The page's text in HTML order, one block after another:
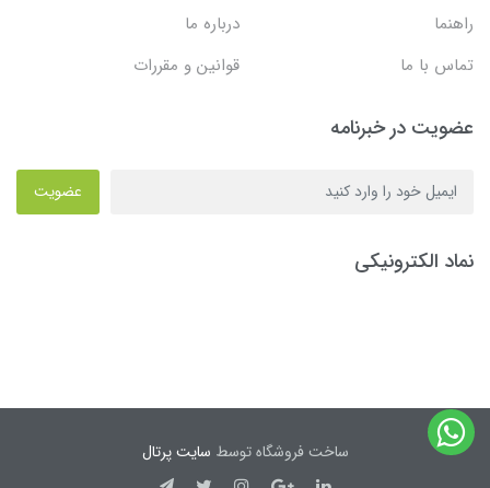
راهنما
درباره ما
تماس با ما
قوانین و مقررات
عضویت در خبرنامه
عضویت
نماد الکترونیکی
ساخت فروشگاه توسط سایت پرتال